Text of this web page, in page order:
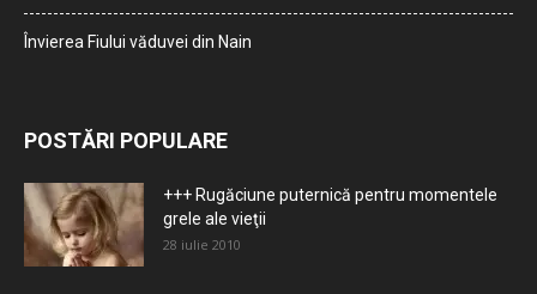
Învierea Fiului văduvei din Nain
POSTĂRI POPULARE
+++ Rugăciune puternică pentru momentele
grele ale vieţii
28 iulie 2010